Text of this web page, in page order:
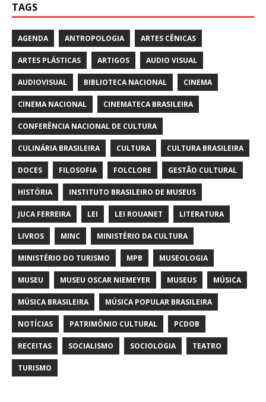
TAGS
AGENDA ANTROPOLOGIA ARTES CÊNICAS
ARTES PLÁSTICAS ARTIGOS AUDIO VISUAL
AUDIOVISUAL BIBLIOTECA NACIONAL CINEMA
CINEMA NACIONAL CINEMATECA BRASILEIRA
CONFERÊNCIA NACIONAL DE CULTURA
CULINÁRIA BRASILEIRA CULTURA CULTURA BRASILEIRA
DOCES FILOSOFIA FOLCLORE GESTÃO CULTURAL
HISTÓRIA INSTITUTO BRASILEIRO DE MUSEUS
JUCA FERREIRA LEI LEI ROUANET LITERATURA
LIVROS MINC MINISTÉRIO DA CULTURA
MINISTÉRIO DO TURISMO MPB MUSEOLOGIA
MUSEU MUSEU OSCAR NIEMEYER MUSEUS MÚSICA
MÚSICA BRASILEIRA MÚSICA POPULAR BRASILEIRA
NOTÍCIAS PATRIMÔNIO CULTURAL PCDOB
RECEITAS SOCIALISMO SOCIOLOGIA TEATRO
TURISMO